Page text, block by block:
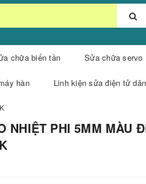
chữa biến tần Sửa chữa servo
hàn Linh kiện sửa điện tử
NHIỆT PHI 5MM MÀU